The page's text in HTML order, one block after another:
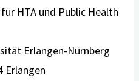
HTA und Public Health
Erlangen-Nürnberg
Erlangen